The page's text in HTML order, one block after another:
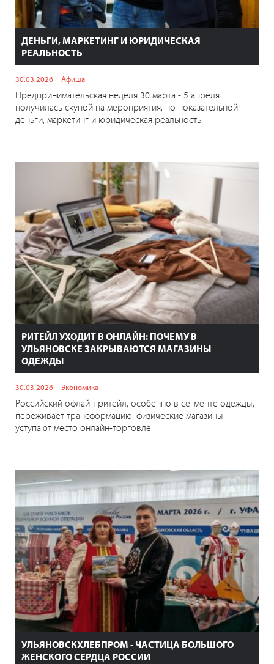
ДЕНЬГИ, МАРКЕТИНГ И ЮРИДИЧЕСКАЯ
РЕАЛЬНОСТЬ
30.03.2026 Афиша
Предпринимательская неделя 30 марта - 5 апреля
получилась скупой на мероприятия, но показательной:
деньги, маркетинг и юридическая реальность.
РИТЕЙЛ УХОДИТ В ОНЛАЙН: ПОЧЕМУ В
УЛЬЯНОВСКЕ ЗАКРЫВАЮТСЯ МАГАЗИНЫ
ОДЕЖДЫ
30.03.2026 Экономика
Российский офлайн-ритейл, особенно в сегменте одежды,
переживает трансформацию: физические магазины
уступают место онлайн-торговле.
УЛЬЯНОВСКХЛЕБПРОМ - ЧАСТИЦА БОЛЬШОГО
ЖЕНСКОГО СЕРДЦА РОССИИ